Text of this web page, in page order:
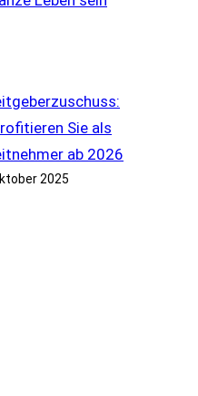
Sie als
ab 2026
2025